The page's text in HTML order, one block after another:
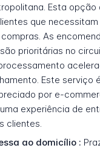
Esta opção
que
As
prioritárias no
Este serviço é
por e-
experiência de
clientes.
ao domicílio :